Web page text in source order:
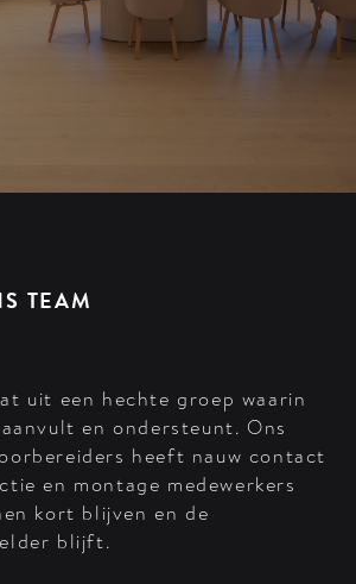
TEAM
uit een hechte groep waarin
en ondersteunt. Ons
heeft nauw contact
en montage medewerkers
kort blijven en de
blijft.